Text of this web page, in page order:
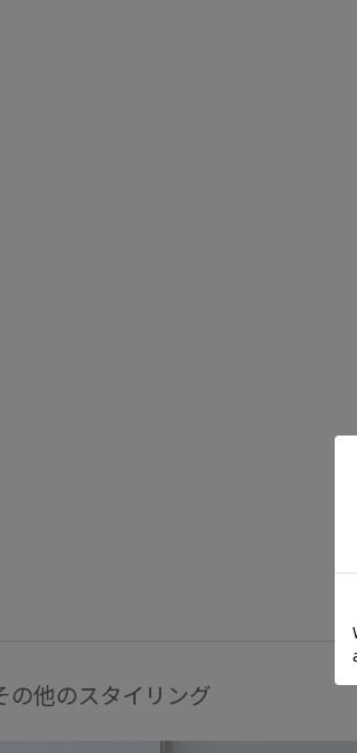
の他のスタイリング